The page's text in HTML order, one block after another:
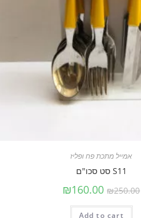
אמייל מתכת פח ופליז
S11 סט סכו"ם
₪250.00
₪160.00
Add to cart